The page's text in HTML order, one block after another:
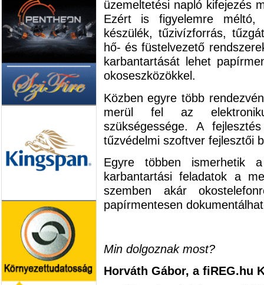
üzemeltetési napló kifejezés
Ezért is figyelemre
készülék, tűzivízforrás,
hő- és füstelvezető
karbantartását lehet
okoseszközökkel.
Közben egyre több
merül fel az
szükségessége. A
tűzvédelmi szoftver fejlesztői
Egyre többen ismerhetik
karbantartási feladatok a
szemben akár
papírmentesen
Min dolgoznak most?
Horváth Gábor, a fiREG.hu